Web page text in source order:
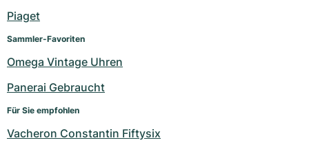
Piaget
Sammler-Favoriten
Omega Vintage Uhren
Panerai Gebraucht
Für Sie empfohlen
Vacheron Constantin Fiftysix